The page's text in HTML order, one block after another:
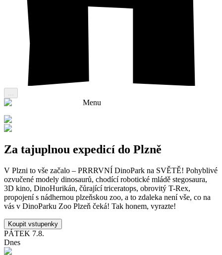
Menu
Za tajuplnou expedicí do Plzně
V Plzni to vše začalo – PRRRVNÍ DinoPark na SVĚTĚ! Pohyblivé
ozvučené modely dinosaurů, chodící robotické mládě stegosaura,
3D kino, DinoHurikán, čůrající triceratops, obrovitý T-Rex,
propojení s nádhernou plzeňskou zoo, a to zdaleka není vše, co na
vás v DinoParku Zoo Plzeň čeká! Tak honem, vyrazte!
Koupit vstupenky
PÁTEK 7.8.
Dnes